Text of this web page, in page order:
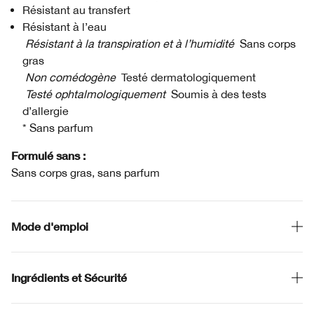
Résistant au transfert
Résistant à l’eau
Résistant à la transpiration et à l’humidité Sans corps
gras
Non comédogène Testé dermatologiquement
Testé ophtalmologiquement Soumis à des tests
d’allergie
* Sans parfum
Formulé sans :
Sans corps gras, sans parfum
Mode d'emploi
Ingrédients et Sécurité